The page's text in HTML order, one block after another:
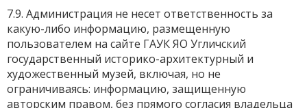
7.9. Администрация не несет ответственность за
какую-либо информацию, размещенную
пользователем на сайте ГАУК ЯО Угличский
государственный историко-архитектурный и
художественный музей, включая, но не
ограничиваясь: информацию, защищенную
авторским правом, без прямого согласия владельца